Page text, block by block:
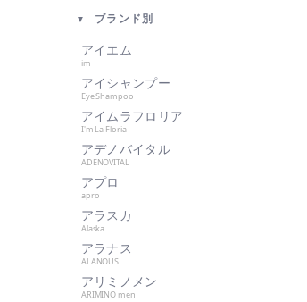
KAHI
KINUJO
肌美和
グッドシング
クラプロックス
グランパーム
クレイツイオン
ケアネス
サハラ・インターナショナルグル
ープ
サントレッグ
GMコーポレーション
ブランド別
アイエム
im
アイシャンプー
Eye Shampoo
アイムラフロリア
I'm La Floria
アデノバイタル
ADENOVITAL
アプロ
apro
アラスカ
Alaska
アラナス
ALANOUS
アリミノメン
ARIMINO men